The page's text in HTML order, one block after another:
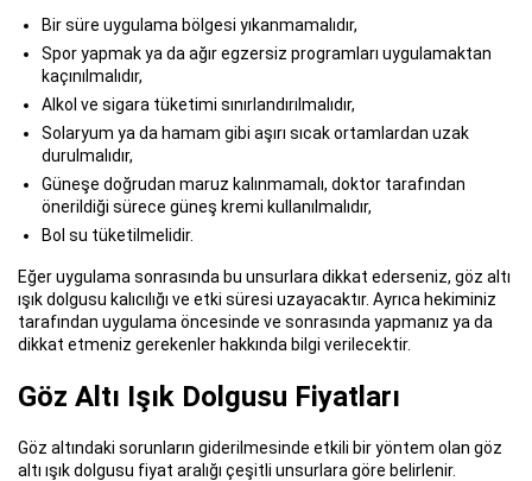
Bir süre uygulama bölgesi yıkanmamalıdır,
Spor yapmak ya da ağır egzersiz programları uygulamaktan
kaçınılmalıdır,
Alkol ve sigara tüketimi sınırlandırılmalıdır,
Solaryum ya da hamam gibi aşırı sıcak ortamlardan uzak
durulmalıdır,
Güneşe doğrudan maruz kalınmamalı, doktor tarafından
önerildiği sürece güneş kremi kullanılmalıdır,
Bol su tüketilmelidir.
Eğer uygulama sonrasında bu unsurlara dikkat ederseniz, göz altı
ışık dolgusu kalıcılığı ve etki süresi uzayacaktır. Ayrıca hekiminiz
tarafından uygulama öncesinde ve sonrasında yapmanız ya da
dikkat etmeniz gerekenler hakkında bilgi verilecektir.
Göz Altı Işık Dolgusu Fiyatları
Göz altındaki sorunların giderilmesinde etkili bir yöntem olan göz
altı ışık dolgusu fiyat aralığı çeşitli unsurlara göre belirlenir.